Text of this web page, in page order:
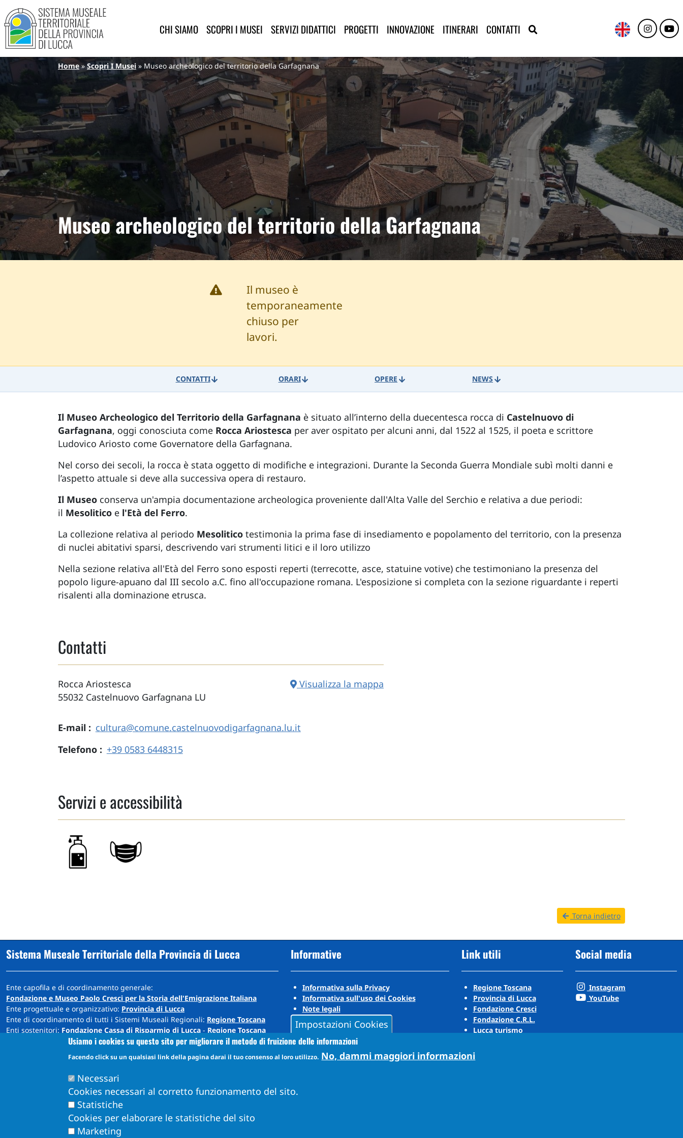
Salta al contenuto principale
Sistema Museale Territoriale della Provincia di Lucca
Navigazione principale
CHI SIAMO SCOPRI I MUSEI SERVIZI DIDATTICI PROGETTI INNOVAZIONE ITINERARI CONTATTI
Briciole di pane
Home Scopri I Musei Museo archeologico del territorio della Garfagnana
Museo archeologico del territorio della Garfagnana
Il museo è
temporaneamente
chiuso per
lavori.
CONTATTI ORARI OPERE NEWS
Il Museo Archeologico del Territorio della Garfagnana è situato all’interno della duecentesca rocca di Castelnuovo di
Garfagnana, oggi conosciuta come Rocca Ariostesca per aver ospitato per alcuni anni, dal 1522 al 1525, il poeta e scrittore
Ludovico Ariosto come Governatore della Garfagnana.
Nel corso dei secoli, la rocca è stata oggetto di modifiche e integrazioni. Durante la Seconda Guerra Mondiale subì molti danni e
l’aspetto attuale si deve alla successiva opera di restauro.
Il Museo conserva un'ampia documentazione archeologica proveniente dall'Alta Valle del Serchio e relativa a due periodi:
il Mesolitico e l'Età del Ferro.
La collezione relativa al periodo Mesolitico testimonia la prima fase di insediamento e popolamento del territorio, con la presenza
di nuclei abitativi sparsi, descrivendo vari strumenti litici e il loro utilizzo
Nella sezione relativa all'Età del Ferro sono esposti reperti (terrecotte, asce, statuine votive) che testimoniano la presenza del
popolo ligure-apuano dal III secolo a.C. fino all'occupazione romana. L'esposizione si completa con la sezione riguardante i reperti
risalenti alla dominazione etrusca.
Contatti
Rocca Ariostesca
55032 Castelnuovo Garfagnana LU
Visualizza la mappa
E-mail
cultura@comune.castelnuovodigarfagnana.lu.it
Telefono
+39 0583 6448315
Servizi e accessibilità
Torna indietro
Sistema Museale Territoriale della Provincia di Lucca
Ente capofila e di coordinamento generale:
Fondazione e Museo Paolo Cresci per la Storia dell'Emigrazione Italiana
Ente progettuale e organizzativo: Provincia di Lucca
Ente di coordinamento di tutti i Sistemi Museali Regionali: Regione Toscana
Enti sostenitori: Fondazione Cassa di Risparmio di Lucca - Regione Toscana
Sede: Cortile Carrara - Palazzo Ducale - 55100 Lucca
info@museiprovincialucca.it
Informative
Informativa sulla Privacy
Informativa sull'uso dei Cookies
Note legali
Link utili
Regione Toscana
Provincia di Lucca
Fondazione Cresci
Fondazione C.R.L.
Lucca turismo
Puccini Lands
Social media
Instagram
YouTube
Impostazioni Cookies
Usiamo i cookies su questo sito per migliorare il metodo di fruizione delle informazioni
Facendo click su un qualsiasi link della pagina darai il tuo consenso al loro utilizzo. No, dammi maggiori informazioni
Necessari
Cookies necessari al corretto funzionamento del sito.
Statistiche
Cookies per elaborare le statistiche del sito
Marketing